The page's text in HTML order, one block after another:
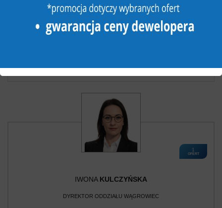
DOM NA SPRZEDAŻ
729 000 zł
1
OFERT
IWONA KULCZYŃSKA
DYREKTOR ODDZIAŁU WĄGROWIEC